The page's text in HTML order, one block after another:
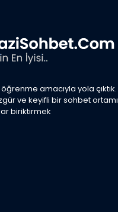
amacıyla yola çıktık.
ve keyifli bir sohbet ortamı
biriktirmek